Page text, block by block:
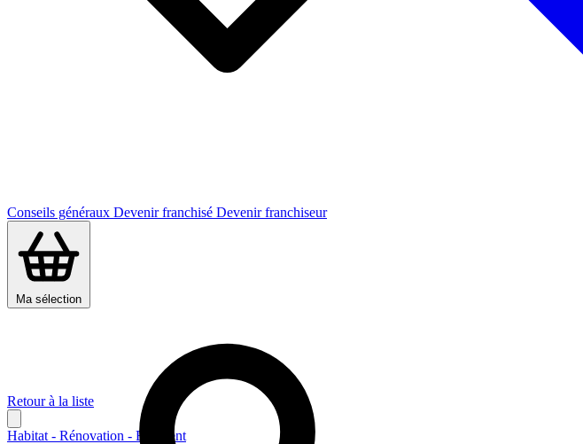
Conseils généraux Devenir franchisé Devenir franchiseur
Ma sélection
Retour à la liste
Habitat - Rénovation - Bâtiment